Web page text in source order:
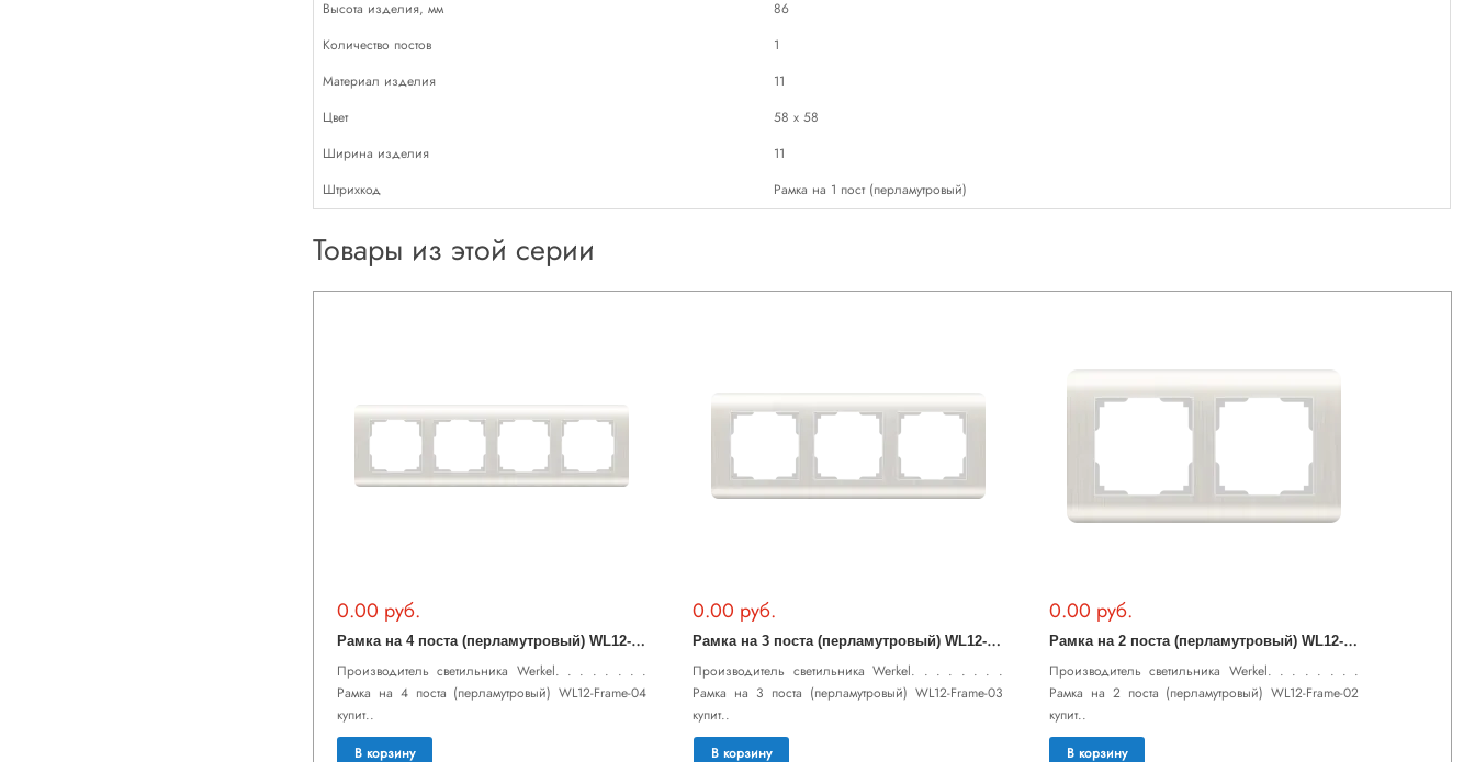
Высота изделия, мм
86
Количество постов
1
Материал изделия
11
Цвет
58 х 58
Ширина изделия
11
Штрихкод
Рамка на 1 пост (перламутровый)
Товары из этой серии
0.00 руб.
Р
амка на 4 поста (перламутровый) WL12-Frame-04
Производитель светильника Werkel. . . . . . . .
Рамка на 4 поста (перламутровый) WL12-Frame-04
купит..
В корзину
0.00 руб.
Р
амка на 3 поста (перламутровый) WL12-Frame-03
Производитель светильника Werkel. . . . . . . .
Рамка на 3 поста (перламутровый) WL12-Frame-03
купит..
В корзину
0.00 руб.
Р
амка на 2 поста (перламутровый) WL12-Frame-02
Производитель светильника Werkel. . . . . . . .
Рамка на 2 поста (перламутровый) WL12-Frame-02
купит..
В корзину